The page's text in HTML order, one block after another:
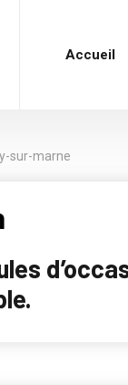
Accueil
sur-marne